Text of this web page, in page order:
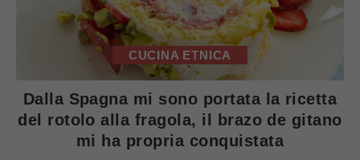
CUCINA ETNICA
Dalla Spagna mi sono portata la ricetta
del rotolo alla fragola, il brazo de gitano
mi ha propria conquistata